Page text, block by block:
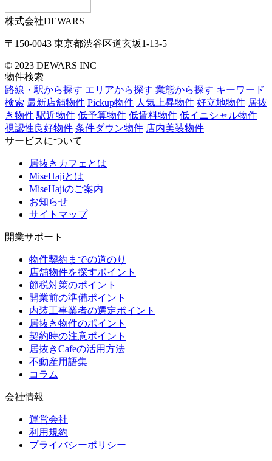
株式会社DEWARS
〒150-0043 東京都渋谷区道玄坂1-13-5
© 2023 DEWARS INC
物件検索
路線・駅から探す エリアから探す 業態から探す キーワード
検索 最新店舗物件 Pickup物件 人気上昇物件 好立地物件 居抜
き物件 駅近物件 低予算物件 低賃料物件 低イニシャル物件
視認性良好物件 条件ダウン物件 店内美装物件
サービスについて
居抜きカフェとは
MiseHajiとは
MiseHajiのご案内
お知らせ
サイトマップ
開業サポート
物件契約までの道のり
店舗物件を探すポイント
節税対策のポイント
開業前の準備ポイント
内装工事業者の選定ポイント
居抜き物件のポイント
契約時の注意ポイント
居抜きCafeの活用方法
不動産用語集
コラム
会社情報
運営会社
利用規約
プライバシーポリシー